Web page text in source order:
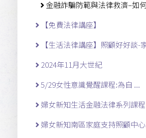
金融詐騙防範與法律救濟–如
【免費法律講座】
【生活法律講座】照顧好好談-
2024年11月大世紀
5/29女性意識覺醒課程:為自 ...
婦女新知生活金融法律系列課
婦女新知南區家庭支持照顧中